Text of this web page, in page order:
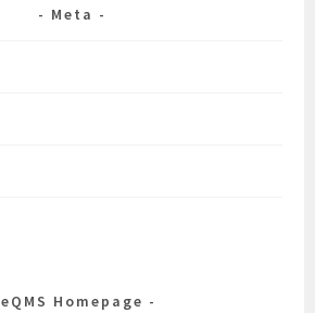
Meta
eQMS Homepage